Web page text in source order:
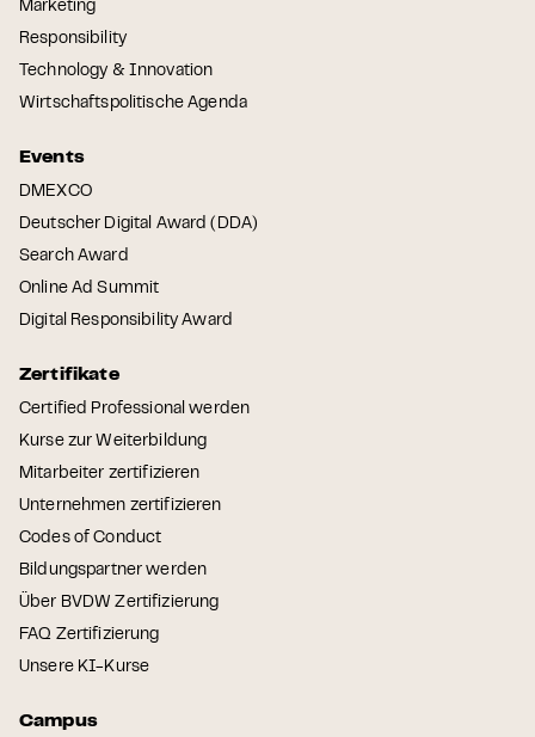
Marketing
Responsibility
Technology & Innovation
Wirtschaftspolitische Agenda
Events
DMEXCO
Deutscher Digital Award (DDA)
Search Award
Online Ad Summit
Digital Responsibility Award
Zertifikate
Certified Professional werden
Kurse zur Weiterbildung
Mitarbeiter zertifizieren
Unternehmen zertifizieren
Codes of Conduct
Bildungspartner werden
Über BVDW Zertifizierung
FAQ Zertifizierung
Unsere KI-Kurse
Campus